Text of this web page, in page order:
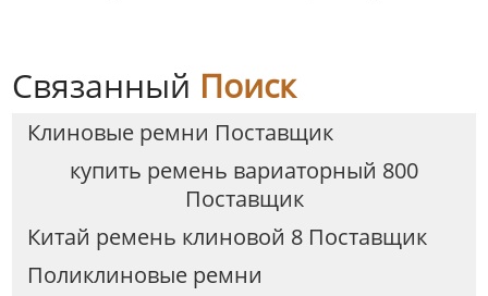
Связанный Поиск
Клиновые ремни Поставщик
купить ремень вариаторный 800
Поставщик
Китай ремень клиновой 8 Поставщик
Поликлиновые ремни